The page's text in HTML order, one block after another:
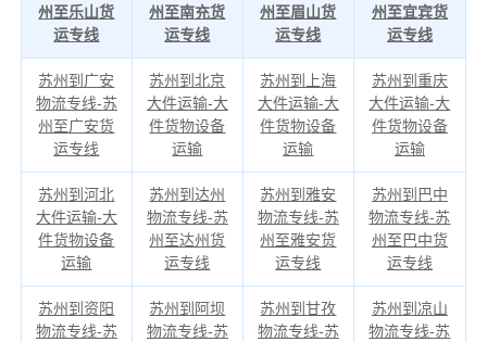
州至乐山货
运专线
州至南充货
运专线
州至眉山货
运专线
州至宜宾货
运专线
苏州到广安
物流专线-苏
州至广安货
运专线
苏州到北京
大件运输-大
件货物设备
运输
苏州到上海
大件运输-大
件货物设备
运输
苏州到重庆
大件运输-大
件货物设备
运输
苏州到河北
大件运输-大
件货物设备
运输
苏州到达州
物流专线-苏
州至达州货
运专线
苏州到雅安
物流专线-苏
州至雅安货
运专线
苏州到巴中
物流专线-苏
州至巴中货
运专线
苏州到资阳
物流专线-苏
苏州到阿坝
物流专线-苏
苏州到甘孜
物流专线-苏
苏州到凉山
物流专线-苏